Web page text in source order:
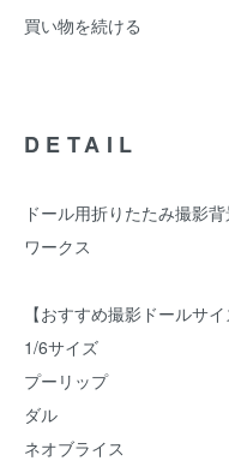
買い物を続ける
DETAIL
ドール用折りたたみ撮
ワークス
【おすすめ撮影ドールサイ
1/6サイズ
プーリップ
ダル
ネオブライス